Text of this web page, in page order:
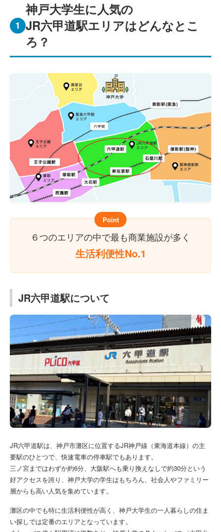
1
神戸大学生に人気の
JR六甲道駅エリアはどんなとこ
ろ？
Point
６つのエリアの中で最も商業施設が多く
生活利便性No.1
JR六甲道駅について
JR六甲道駅は、神戸市灘区に位置するJR神戸線（東海道本線）の主
要駅のひとつで、快速電車の停車駅でもあります。
三ノ宮まではわずか約6分、大阪駅へも乗り換えなしで約30分という
好アクセスを誇り、神戸大学の学生はもちろん、社会人やファミリー
層からも高い人気を集めています。
灘区の中でも特に生活利便性が高く、神戸大学生の一人暮らしの住ま
い探しでは定番のエリアとなっています。